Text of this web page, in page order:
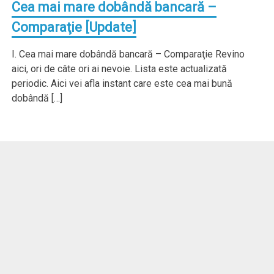
Cea mai mare dobândă bancară –
Comparaţie [Update]
I. Cea mai mare dobândă bancară – Comparaţie Revino
aici, ori de câte ori ai nevoie. Lista este actualizată
periodic. Aici vei afla instant care este cea mai bună
dobândă […]